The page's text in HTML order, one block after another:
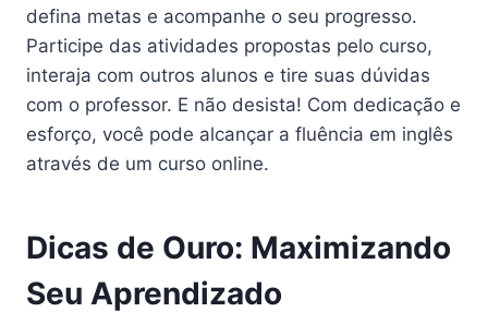
defina metas e acompanhe o seu progresso.
Participe das atividades propostas pelo curso,
interaja com outros alunos e tire suas dúvidas
com o professor. E não desista! Com dedicação e
esforço, você pode alcançar a fluência em inglês
através de um curso online.
Dicas de Ouro: Maximizando
Seu Aprendizado